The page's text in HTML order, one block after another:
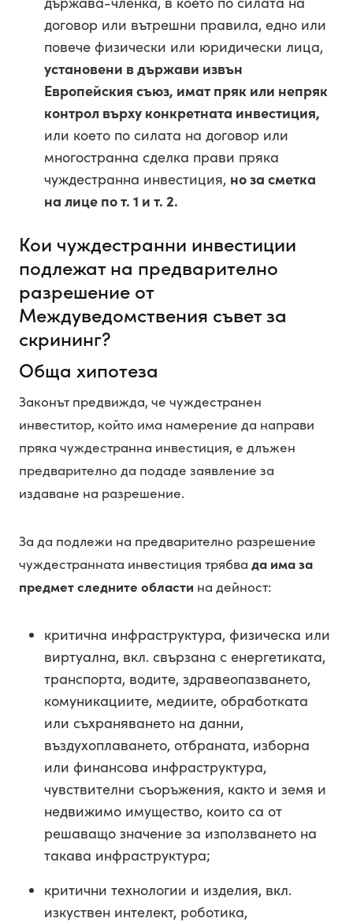
договор или вътрешни правила, едно или
повече физически или юридически лица,
установени в държави извън
Европейския съюз, имат пряк или непряк
контрол върху конкретната инвестиция,
или което по силата на договор или
многостранна сделка прави пряка
чуждестранна инвестиция, но за сметка
на лице по т. 1 и т. 2.
Кои чуждестранни инвестиции
подлежат на предварително
разрешение от
Междуведомствения съвет за
скрининг?
Обща хипотеза
Законът предвижда, че чуждестранен
инвеститор, който има намерение да направи
пряка чуждестранна инвестиция, е длъжен
предварително да подаде заявление за
издаване на разрешение.
За да подлежи на предварително разрешение
чуждестранната инвестиция трябва да има за
предмет следните области на дейност:
критична инфраструктура, физическа или
виртуална, вкл. свързана с енергетиката,
транспорта, водите, здравеопазването,
комуникациите, медиите, обработката
или съхраняването на данни,
въздухоплаването, отбраната, изборна
или финансова инфраструктура,
чувствителни съоръжения, както и земя и
недвижимо имущество, които са от
решаващо значение за използването на
такава инфраструктура;
критични технологии и изделия, вкл.
изкуствен интелект, роботика,